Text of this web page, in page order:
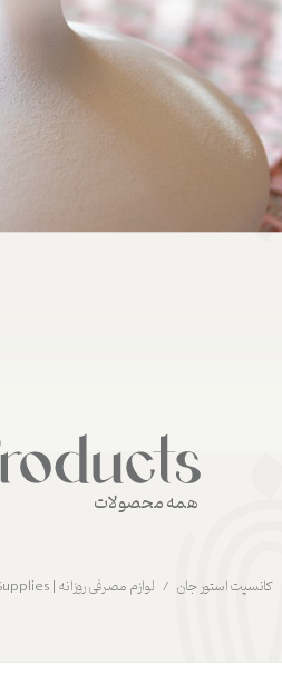
همه محصولات
کانسپت استور جان لوازم مصرفی روزانه | Daily Supplies